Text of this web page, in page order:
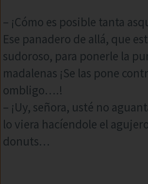
– ¡Cómo es posible tanta
Ese panadero de allá, que
sudoroso, para ponerle la
madalenas ¡Se las pone
ombligo….!
– ¡Uy, señora, usté no
lo viera hacíendole el
donuts…